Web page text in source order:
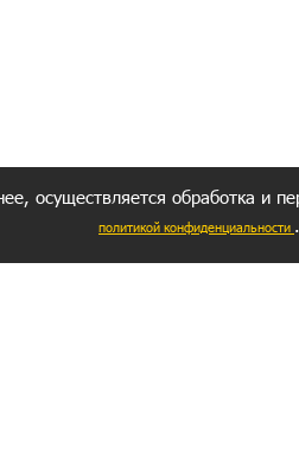
осуществляется обработка и
политикой конфиденциальности